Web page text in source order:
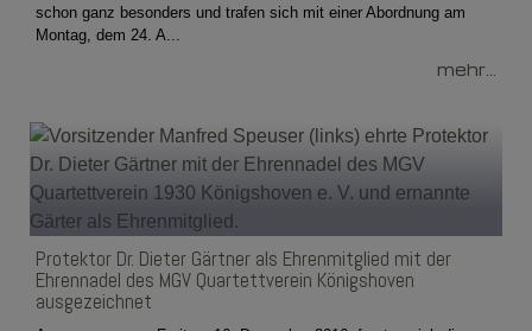
schon ganz besonders und trafen sich mit einer Abordnung am
Montag, dem 24. A...
mehr...
Protektor Dr. Dieter Gärtner als Ehrenmitglied mit der
Ehrennadel des MGV Quartettverein Königshoven
ausgezeichnet